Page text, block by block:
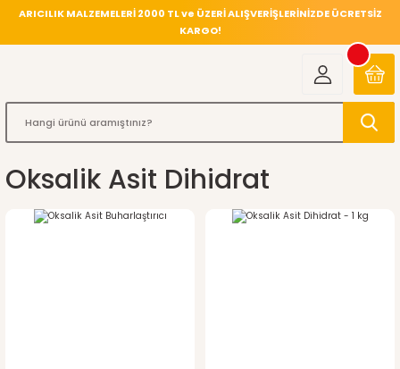
ARICILIK MALZEMELERİ 2000 TL ve ÜZERİ ALIŞVERİŞLERİNİZDE ÜCRETSİZ
KARGO!
Oksalik Asit Dihidrat